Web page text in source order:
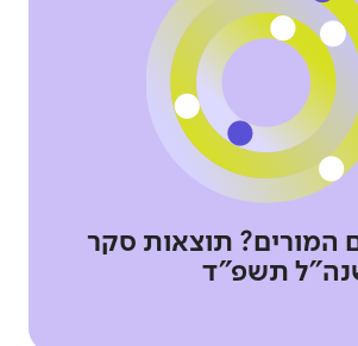
המורים? תוצאות סקר
תשפ"ד